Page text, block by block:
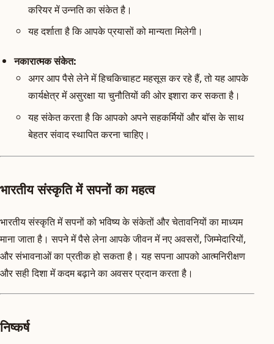
करियर में उन्नति का संकेत है।
यह दर्शाता है कि आपके प्रयासों को मान्यता मिलेगी।
नकारात्मक संकेत:
अगर आप पैसे लेने में हिचकिचाहट महसूस कर रहे हैं, तो यह आपके
कार्यक्षेत्र में असुरक्षा या चुनौतियों की ओर इशारा कर सकता है।
यह संकेत करता है कि आपको अपने सहकर्मियों और बॉस के साथ
बेहतर संवाद स्थापित करना चाहिए।
भारतीय संस्कृति में सपनों का महत्व
भारतीय संस्कृति में सपनों को भविष्य के संकेतों और चेतावनियों का माध्यम
माना जाता है। सपने में पैसे लेना आपके जीवन में नए अवसरों, जिम्मेदारियों,
और संभावनाओं का प्रतीक हो सकता है। यह सपना आपको आत्मनिरीक्षण
और सही दिशा में कदम बढ़ाने का अवसर प्रदान करता है।
निष्कर्ष